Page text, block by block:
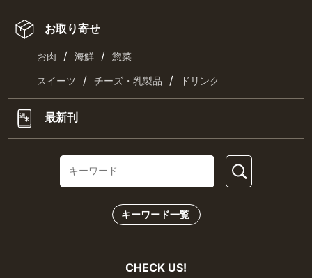
お取り寄せ
お肉 / 海鮮 / 惣菜
スイーツ / チーズ・乳製品 / ドリンク
最新刊
キーワード一覧
CHECK US!